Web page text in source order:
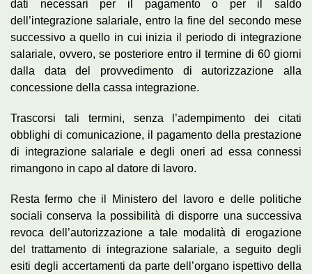
dati necessari per il pagamento o per il saldo
dell’integrazione salariale, entro la fine del secondo mese
successivo a quello in cui inizia il periodo di integrazione
salariale, ovvero, se posteriore entro il termine di 60 giorni
dalla data del provvedimento di autorizzazione alla
concessione della cassa integrazione.
Trascorsi tali termini, senza l’adempimento dei citati
obblighi di comunicazione, il pagamento della prestazione
di integrazione salariale e degli oneri ad essa connessi
rimangono in capo al datore di lavoro.
Resta fermo che il Ministero del lavoro e delle politiche
sociali conserva la possibilità di disporre una successiva
revoca dell’autorizzazione a tale modalità di erogazione
del trattamento di integrazione salariale, a seguito degli
esiti degli accertamenti da parte dell’organo ispettivo della